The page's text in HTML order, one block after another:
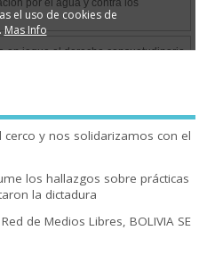
cerco y nos solidarizamos con el
los hallazgos sobre prácticas
la dictadura
de Medios Libres, BOLIVIA SE